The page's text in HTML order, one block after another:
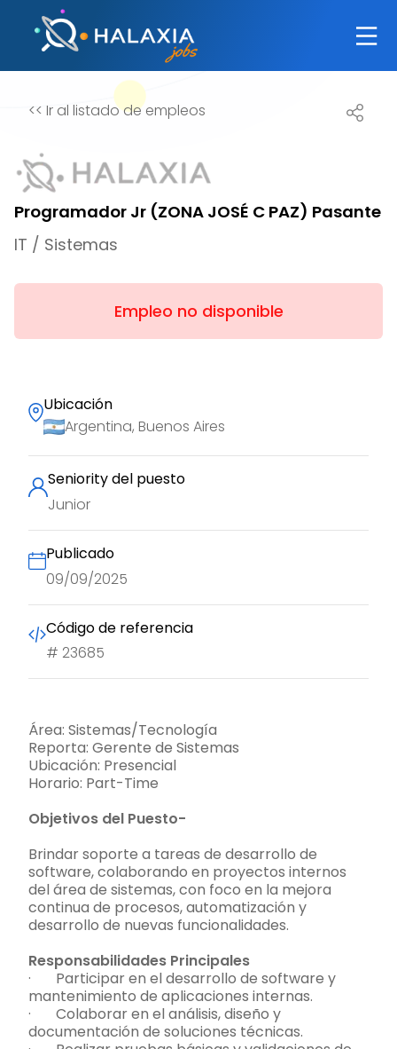
<< Ir al listado de empleos
Área: Sistemas/Tecnología
Reporta: Gerente de Sistemas
Ubicación: Presencial
Horario: Part-Time
Objetivos del Puesto-
Brindar soporte a tareas de desarrollo de
software, colaborando en proyectos internos
del área de sistemas, con foco en la mejora
continua de procesos, automatización y
desarrollo de nuevas funcionalidades.
Responsabilidades Principales
· Participar en el desarrollo de software y
mantenimiento de aplicaciones internas.
· Colaborar en el análisis, diseño y
documentación de soluciones técnicas.
Programador Jr (ZONA JOSÉ C PAZ) Pasante
IT / Sistemas
Empleo no disponible
Ubicación
Argentina, Buenos Aires
Seniority del puesto
Junior
Publicado
09/09/2025
Código de referencia
# 23685